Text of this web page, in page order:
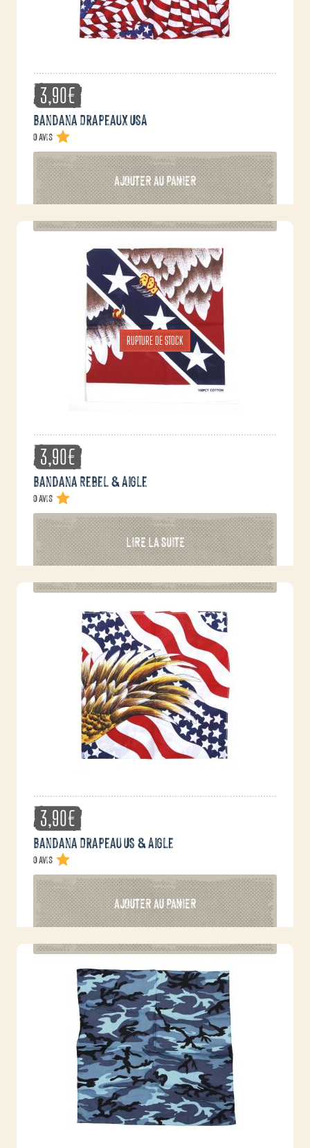
3,90€
Bandana Drapeaux USA
0 avis
AJOUTER AU PANIER
RUPTURE DE STOCK
3,90€
Bandana Rebel & Aigle
0 avis
LIRE LA SUITE
3,90€
Bandana Drapeau US & Aigle
0 avis
AJOUTER AU PANIER